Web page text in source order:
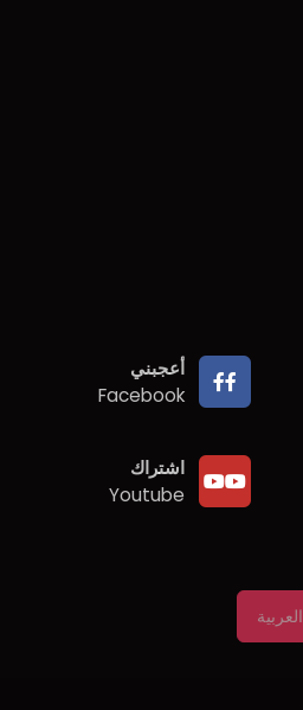
أعجبني
Facebook
اشتراك
Youtube
العربية